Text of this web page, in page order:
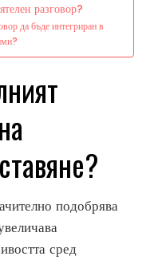
разговор?
да бъде интегриран в
подобрява
сред